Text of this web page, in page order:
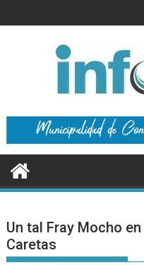
al
Un tal Fray Mocho
Caretas